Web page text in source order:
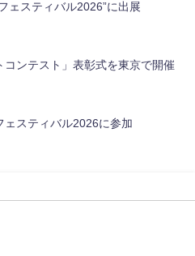
ェスティバル2026”に出展
コンテスト」表彰式を東京で開催
ェスティバル2026に参加